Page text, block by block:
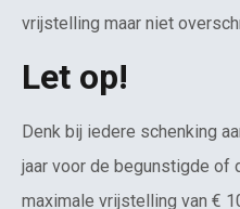
vrijstelling maar niet
Let op!
Denk bij iedere schenking
jaar voor de begunstigde of
maximale vrijstelling van €